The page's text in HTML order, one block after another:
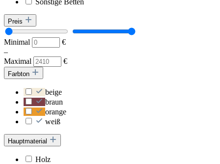
Preis
Minimal
€
–
Maximal
€
Farbton
beige
braun
orange
weiß
Hauptmaterial
Holz